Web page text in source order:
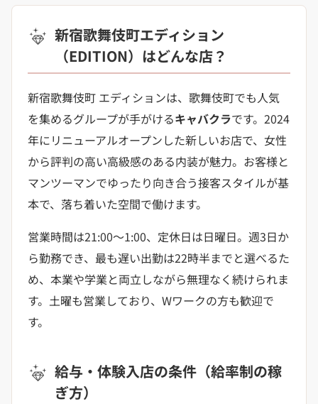
新宿歌舞伎町エディション
（EDITION）はどんな店？
新宿歌舞伎町 エディションは、歌舞伎町でも人気
を集めるグループが手がけるキャバクラです。2024
年にリニューアルオープンした新しいお店で、女性
から評判の高い高級感のある内装が魅力。お客様と
マンツーマンでゆったり向き合う接客スタイルが基
本で、落ち着いた空間で働けます。
営業時間は21:00〜1:00、定休日は日曜日。週3日か
ら勤務でき、最も遅い出勤は22時半までと選べるた
め、本業や学業と両立しながら無理なく続けられま
す。土曜も営業しており、Wワークの方も歓迎で
す。
給与・体験入店の条件（給率制の稼
ぎ方）